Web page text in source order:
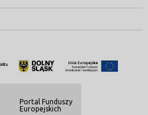
Portal Funduszy
Europejskich